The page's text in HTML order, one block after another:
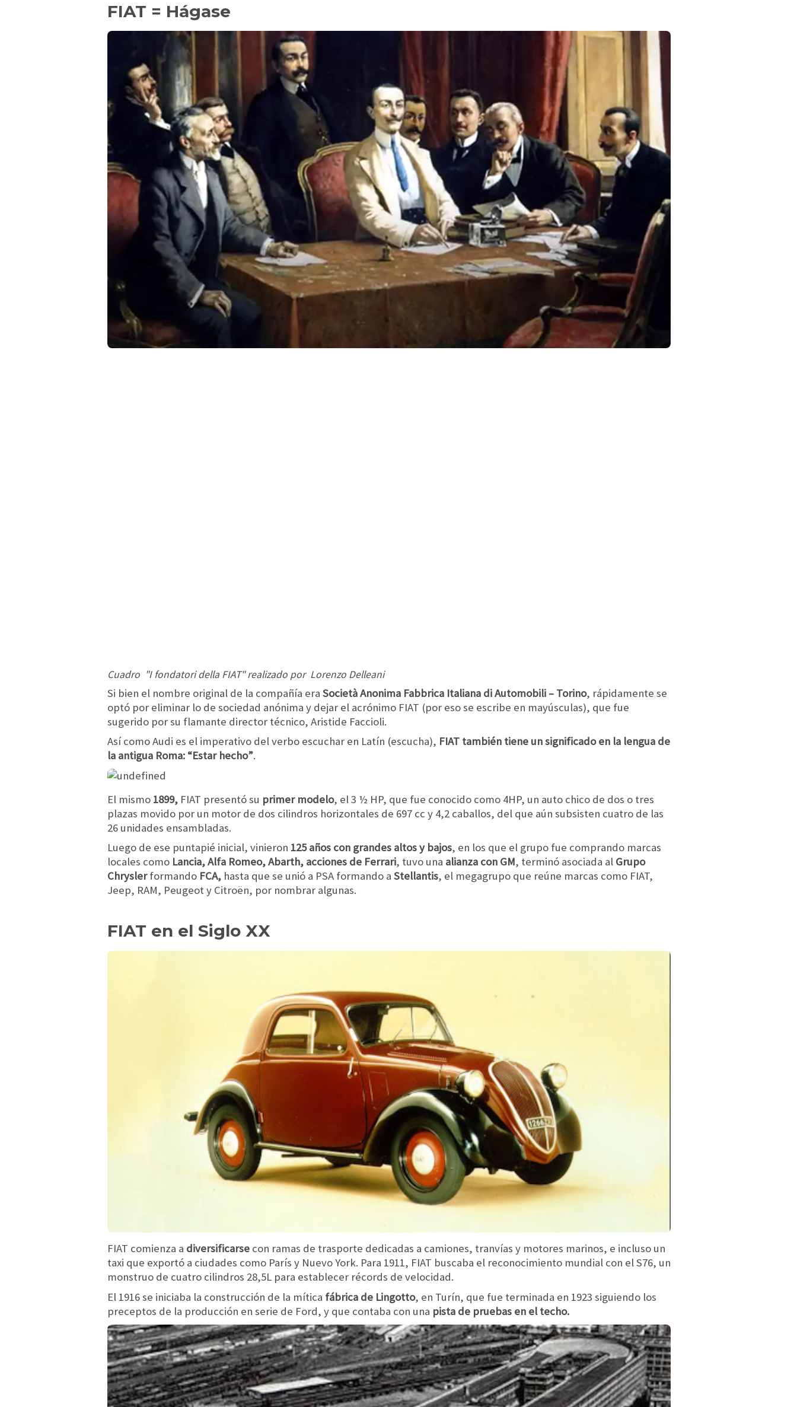
FIAT = Hágase
Cuadro "I fondatori della FIAT" realizado por Lorenzo Delleani
Si bien el nombre original de la compañía era Società Anonima Fabbrica Italiana di Automobili – Torino, rápidamente se
optó por eliminar lo de sociedad anónima y dejar el acrónimo FIAT (por eso se escribe en mayúsculas), que fue
sugerido por su flamante director técnico, Aristide Faccioli.
Así como Audi es el imperativo del verbo escuchar en Latín (escucha), FIAT también tiene un significado en la lengua de
la antigua Roma: “Estar hecho”.
El mismo 1899, FIAT presentó su primer modelo, el 3 ½ HP, que fue conocido como 4HP, un auto chico de dos o tres
plazas movido por un motor de dos cilindros horizontales de 697 cc y 4,2 caballos, del que aún subsisten cuatro de las
26 unidades ensambladas.
Luego de ese puntapié inicial, vinieron 125 años con grandes altos y bajos, en los que el grupo fue comprando marcas
locales como Lancia, Alfa Romeo, Abarth, acciones de Ferrari, tuvo una alianza con GM, terminó asociada al Grupo
Chryslerformando FCA, hasta que se unió a PSA formando a Stellantis, el megagrupo que reúne marcas como FIAT,
Jeep, RAM, Peugeot y Citroën, por nombrar algunas.
FIAT en el Siglo XX
FIAT comienza a diversificarse con ramas de trasporte dedicadas a camiones, tranvías y motores marinos, e incluso un
taxi que exportó a ciudades como París y Nuevo York. Para 1911, FIAT buscaba el reconocimiento mundial con el S76, un
monstruo de cuatro cilindros 28,5L para establecer récords de velocidad.
El 1916 se iniciaba la construcción de la mítica fábrica de Lingotto, en Turín, que fue terminada en 1923 siguiendo los
preceptos de la producción en serie de Ford, y que contaba con una pista de pruebas en el techo.